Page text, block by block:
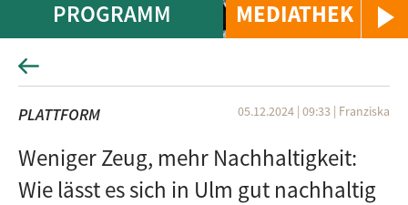
MEDIATHEK
PROGRAMM
PLATTFORM 05.12.2024 | 09:33 | Franziska
Weniger Zeug, mehr Nachhaltigkeit:
Wie lässt es sich in Ulm gut nachhaltig